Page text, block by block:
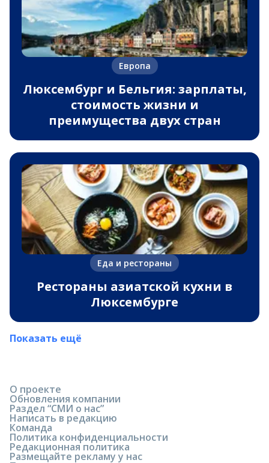
Европа
Люксембург и Бельгия: зарплаты,
стоимость жизни и
преимущества двух стран
Еда и рестораны
Рестораны азиатской кухни в
Люксембурге
Показать ещё
О проекте
Обновления компании
Раздел “СМИ о нас”
Написать в редакцию
Команда
Политика конфиденциальности
Редакционная политика
Размещайте рекламу у нас